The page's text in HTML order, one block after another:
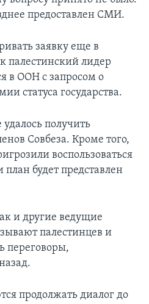
предоставлен СМИ.
заявку еще в
палестинский лидер
в ООН с запросом о
статуса государства.
получить
Совбеза. Кроме того,
воспользоваться
будет представлен
и другие ведущие
палестинцев и
переговоры,
продолжать диалог до